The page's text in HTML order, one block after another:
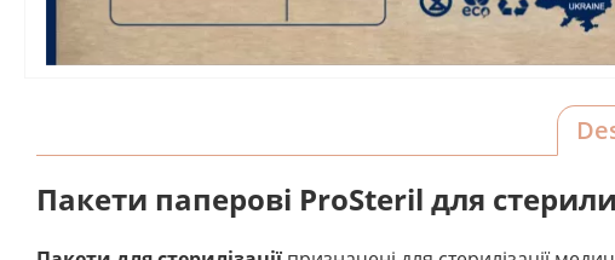
Пакети паперові ProSteril для